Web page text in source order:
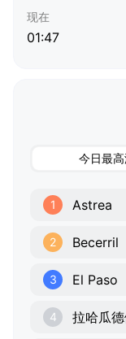
现在
01:47
今日最高
1 Astrea
2 Becerril
3 El Paso
4 拉哈瓜